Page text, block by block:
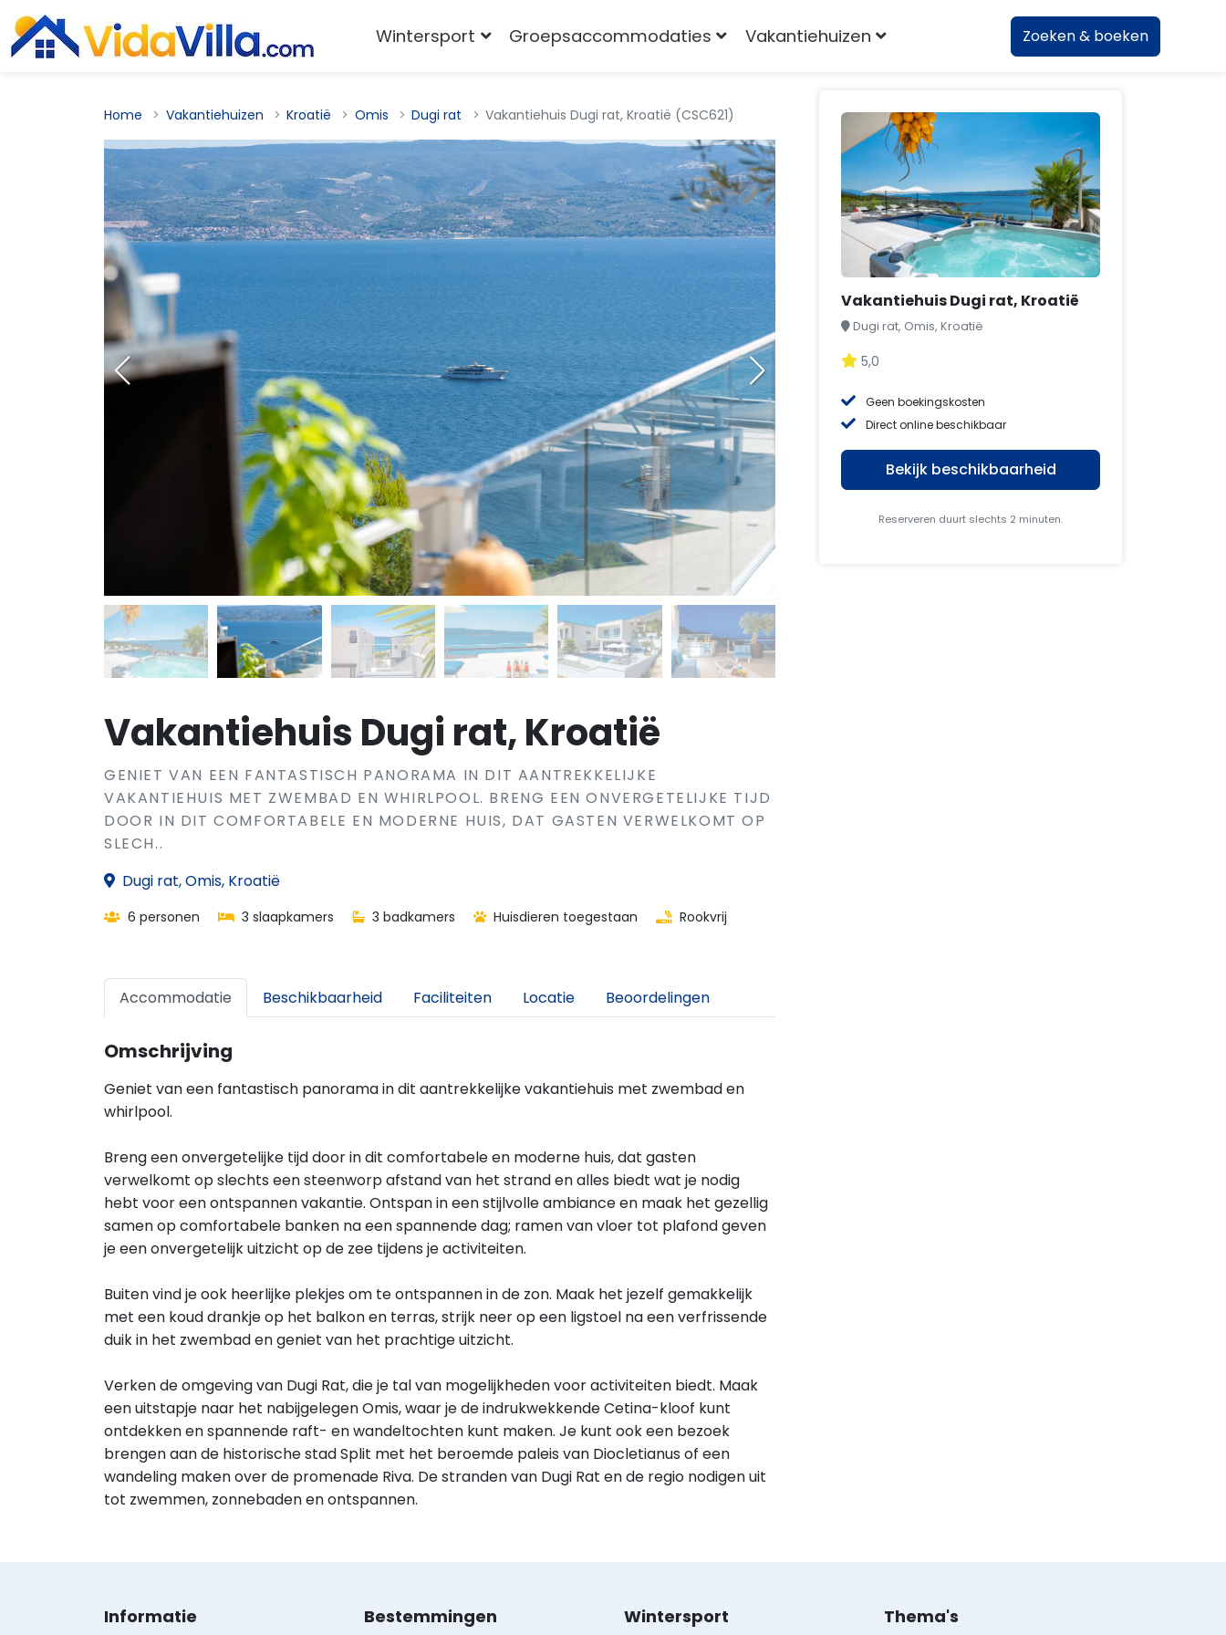
Home Vakantiehuizen Kroatië Omis Dugi rat Vakantiehuis Dugi rat, Kroatië (CSC621)
Vakantiehuis Dugi rat, Kroatië
GENIET VAN EEN FANTASTISCH PANORAMA IN DIT AANTREKKELIJKE
VAKANTIEHUIS MET ZWEMBAD EN WHIRLPOOL. BRENG EEN ONVERGETELIJKE TIJD
DOOR IN DIT COMFORTABELE EN MODERNE HUIS, DAT GASTEN VERWELKOMT OP
SLECH..
Dugi rat, Omis, Kroatië
6 personen 3 slaapkamers 3 badkamers Huisdieren toegestaan Rookvrij
Accommodatie Beschikbaarheid Faciliteiten Locatie Beoordelingen
Omschrijving
Geniet van een fantastisch panorama in dit aantrekkelijke vakantiehuis met zwembad en
whirlpool.
Breng een onvergetelijke tijd door in dit comfortabele en moderne huis, dat gasten
verwelkomt op slechts een steenworp afstand van het strand en alles biedt wat je nodig
hebt voor een ontspannen vakantie. Ontspan in een stijlvolle ambiance en maak het gezellig
samen op comfortabele banken na een spannende dag; ramen van vloer tot plafond geven
je een onvergetelijk uitzicht op de zee tijdens je activiteiten.
Buiten vind je ook heerlijke plekjes om te ontspannen in de zon. Maak het jezelf gemakkelijk
met een koud drankje op het balkon en terras, strijk neer op een ligstoel na een verfrissende
duik in het zwembad en geniet van het prachtige uitzicht.
Verken de omgeving van Dugi Rat, die je tal van mogelijkheden voor activiteiten biedt. Maak
een uitstapje naar het nabijgelegen Omis, waar je de indrukwekkende Cetina-kloof kunt
ontdekken en spannende raft- en wandeltochten kunt maken. Je kunt ook een bezoek
brengen aan de historische stad Split met het beroemde paleis van Diocletianus of een
wandeling maken over de promenade Riva. De stranden van Dugi Rat en de regio nodigen uit
tot zwemmen, zonnebaden en ontspannen.
Vakantiehuis Dugi rat, Kroatië
Dugi rat, Omis, Kroatië
5,0
Geen boekingskosten
Direct online beschikbaar
Bekijk beschikbaarheid
Reserveren duurt slechts 2 minuten.
Informatie Bestemmingen Wintersport Thema's
Wintersport Groepsaccommodaties Vakantiehuizen Zoeken & boeken